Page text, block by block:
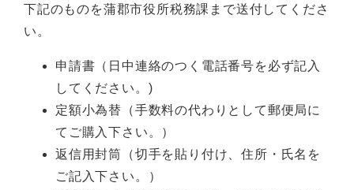
下記のものを蒲郡市役所税務課まで送付してくださ
い。
申請書（日中連絡のつく電話番号を必ず記入
してください。)
定額小為替（手数料の代わりとして郵便局に
てご購入下さい。）
返信用封筒（切手を貼り付け、住所・氏名を
ご記入下さい。）